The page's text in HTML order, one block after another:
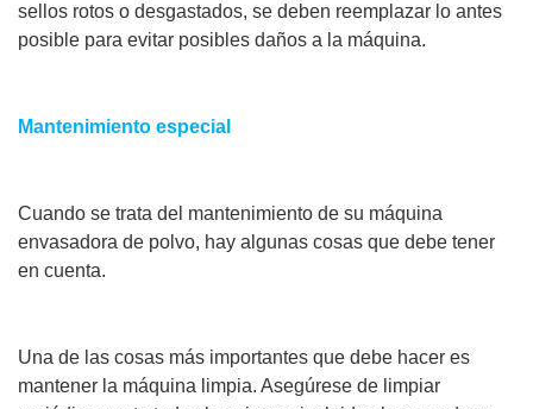
sellos rotos o desgastados, se deben reemplazar lo antes
posible para evitar posibles daños a la máquina.
Mantenimiento especial
Cuando se trata del mantenimiento de su máquina
envasadora de polvo, hay algunas cosas que debe tener
en cuenta.
Una de las cosas más importantes que debe hacer es
mantener la máquina limpia. Asegúrese de limpiar